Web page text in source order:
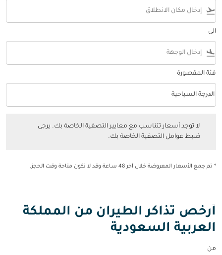
flight_takeoff
الى
flight_land
فئة المقصورة
فئة المقصورة option الدرجة السياحية Selected
الدرجة السياحية
keyboard_arrow_down
لا توجد أسعار تتناسب مع معايير التصفية الخاصة بك. يرجى
ضبط عوامل التصفية الخاصة بك.
* تم جمع الأسعار المعروضة خلال آخر 48 ساعة وقد لا تكون متاحة وقت الحجز.
أرخص تذاكر الطيران من المملكة
العربية السعودية
من